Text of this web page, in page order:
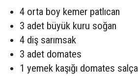
4 orta boy kemer patlıcan
3 adet büyük kuru soğan
4 diş sarımsak
3 adet domates
1 yemek kaşığı domates